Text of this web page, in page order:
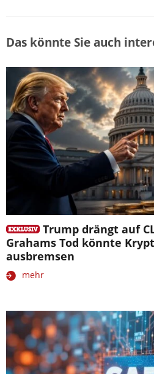
Das könnte Sie auch
Trump drängt auf
Grahams Tod könnte
ausbremsen
mehr